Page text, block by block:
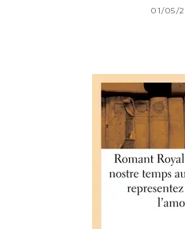
01/05/